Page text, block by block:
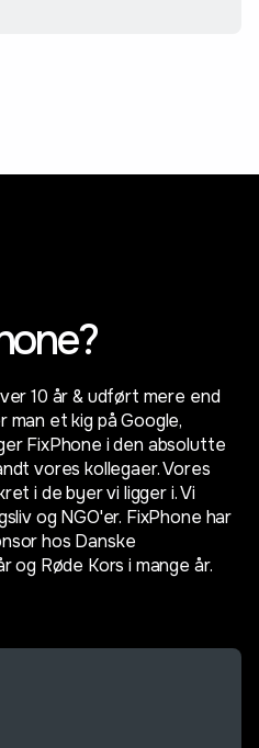
10 år & udført mere end
man et kig på Google,
FixPhone i den absolutte
vores kollegaer. Vores
i de byer vi ligger i. Vi
og NGO'er. FixPhone har
hos Danske
og Røde Kors i mange år.